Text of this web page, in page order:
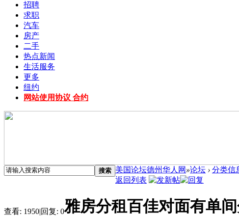
招聘
求职
汽车
房产
二手
热点新闻
生活服务
更多
纽约
网站使用协议 合约
搜索 美国论坛德州华人网 »论坛 › 分类信
返回列表
查看: 1950|回复: 0雅房分租百佳对面有单